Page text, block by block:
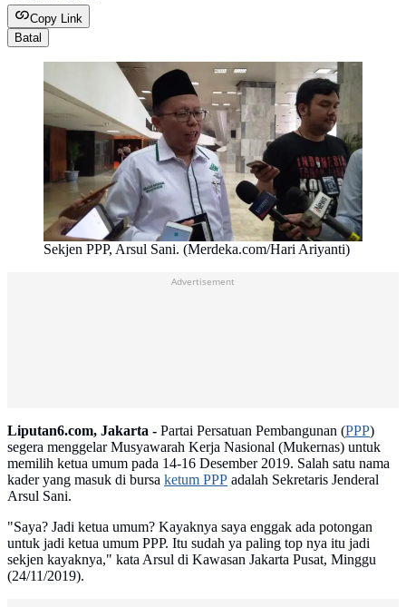
Copy Link
Batal
Sekjen PPP, Arsul Sani. (Merdeka.com/Hari Ariyanti)
Advertisement
Liputan6.com, Jakarta - Partai Persatuan Pembangunan (PPP)
segera menggelar Musyawarah Kerja Nasional (Mukernas) untuk
memilih ketua umum pada 14-16 Desember 2019. Salah satu nama
kader yang masuk di bursa ketum PPP adalah Sekretaris Jenderal
Arsul Sani.
"Saya? Jadi ketua umum? Kayaknya saya enggak ada potongan
untuk jadi ketua umum PPP. Itu sudah ya paling top nya itu jadi
sekjen kayaknya," kata Arsul di Kawasan Jakarta Pusat, Minggu
(24/11/2019).